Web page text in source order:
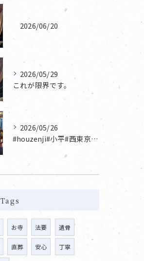
2026/06/20
2026/05/29
これが限界です。
2026/05/26
#houzenji#小平#西東京市#東村山#立川市国分寺市寺...
Tags
お寺 法要 遺骨
直葬 安心 丁寧